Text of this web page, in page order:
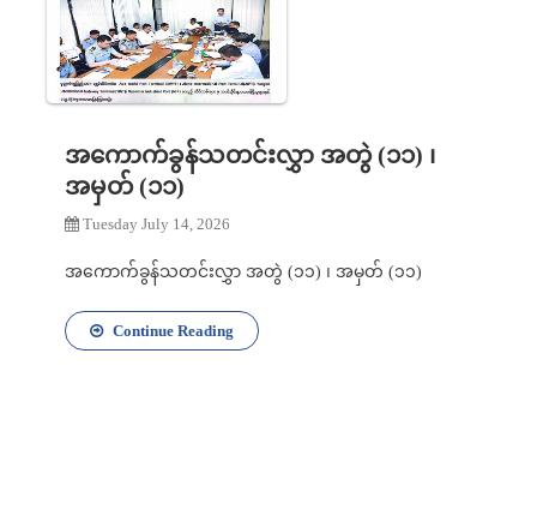
အကောက်ခွန်သတင်းလွှာ အတွဲ (၁၁) ၊
အမှတ် (၁၁)
Tuesday July 14, 2026
အကောက်ခွန်သတင်းလွှာ အတွဲ (၁၁) ၊ အမှတ် (၁၁)
Continue Reading